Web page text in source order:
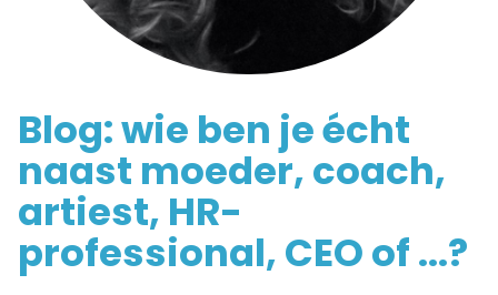
artiest,
HR-
professional,
CEO
Blog: wie ben je écht
naast moeder, coach,
artiest, HR-
professional, CEO of ...?